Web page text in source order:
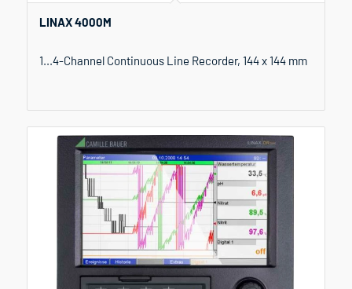
LINAX 4000M
1...4-Channel Continuous Line Recorder, 144 x 144 mm